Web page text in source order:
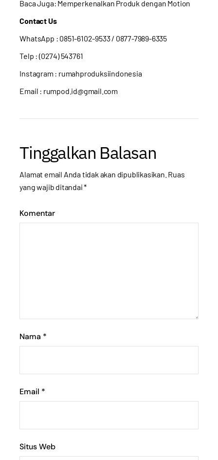
Baca Juga: Memperkenalkan Produk dengan Motion
Contact Us
WhatsApp : 0851-6102-9533/ 0877-7989-6335
Telp : (0274) 543761
Instagram : rumahproduksiindonesia
Email : rumpod.id@gmail.com
Tinggalkan Balasan
Alamat email Anda tidak akan dipublikasikan. Ruas
yang wajib ditandai*
Komentar
Nama *
Email *
Situs Web